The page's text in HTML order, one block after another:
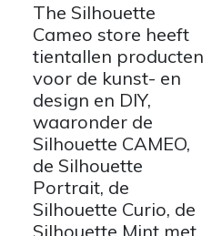
The Silhouette
Cameo store heeft
tientallen producten
voor de kunst- en
design en DIY,
waaronder de
Silhouette CAMEO,
de Silhouette
Portrait, de
Silhouette Curio, de
Silhouette Mint met